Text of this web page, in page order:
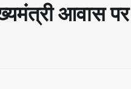
आवास पर